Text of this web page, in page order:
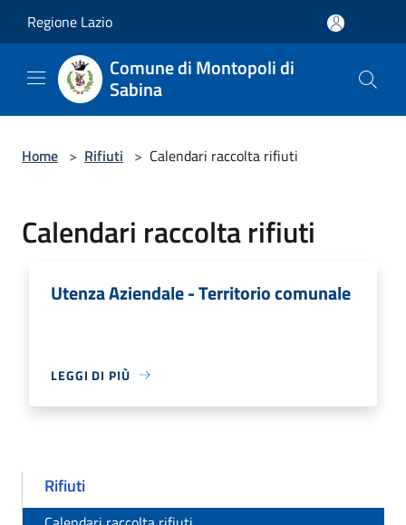
Regione Lazio
Comune di Montopoli di
Sabina
Home > Rifiuti > Calendari raccolta rifiuti
Calendari raccolta rifiuti
Utenza Aziendale - Territorio comunale
LEGGI DI PIÙ
Rifiuti